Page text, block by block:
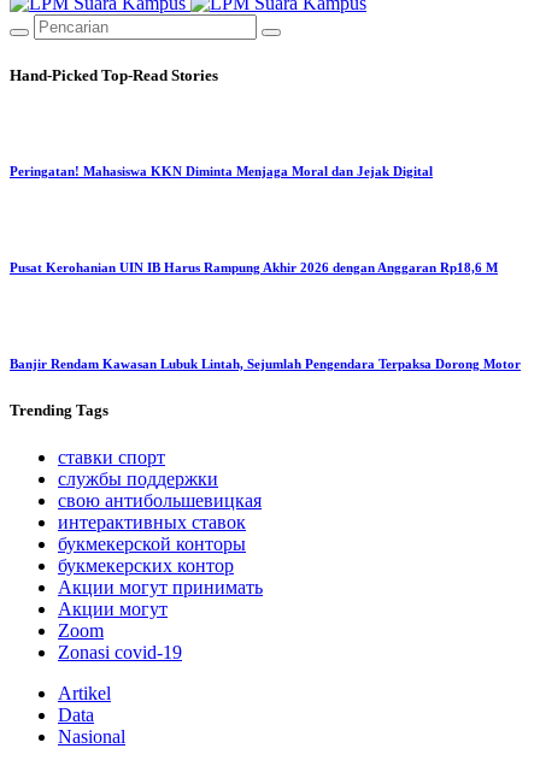
Hand-Picked Top-Read Stories
Peringatan! Mahasiswa KKN Diminta Menjaga Moral dan Jejak Digital
Pusat Kerohanian UIN IB Harus Rampung Akhir 2026 dengan Anggaran Rp18,6 M
Banjir Rendam Kawasan Lubuk Lintah, Sejumlah Pengendara Terpaksa Dorong Motor
Trending Tags
ставки спорт
службы поддержки
свою антибольшевицкая
интерактивных ставок
букмекерской конторы
букмекерских контор
Акции могут принимать
Акции могут
Zoom
Zonasi covid-19
Artikel
Data
Nasional